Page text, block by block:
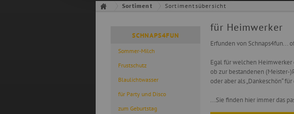
Sortiment Sortimentsübersicht
für Heimwerker
Erfunden von Schnaps4fun...
Egal für welchen
ob zur bestandenen (Meister-
oder aber als „Dankeschön“
...Sie finden hier immer das
SCHNAPS4FUN
Sommer-Milch
Frustschutz
Blaulichtwasser
für Party und Disco
zum Geburtstag